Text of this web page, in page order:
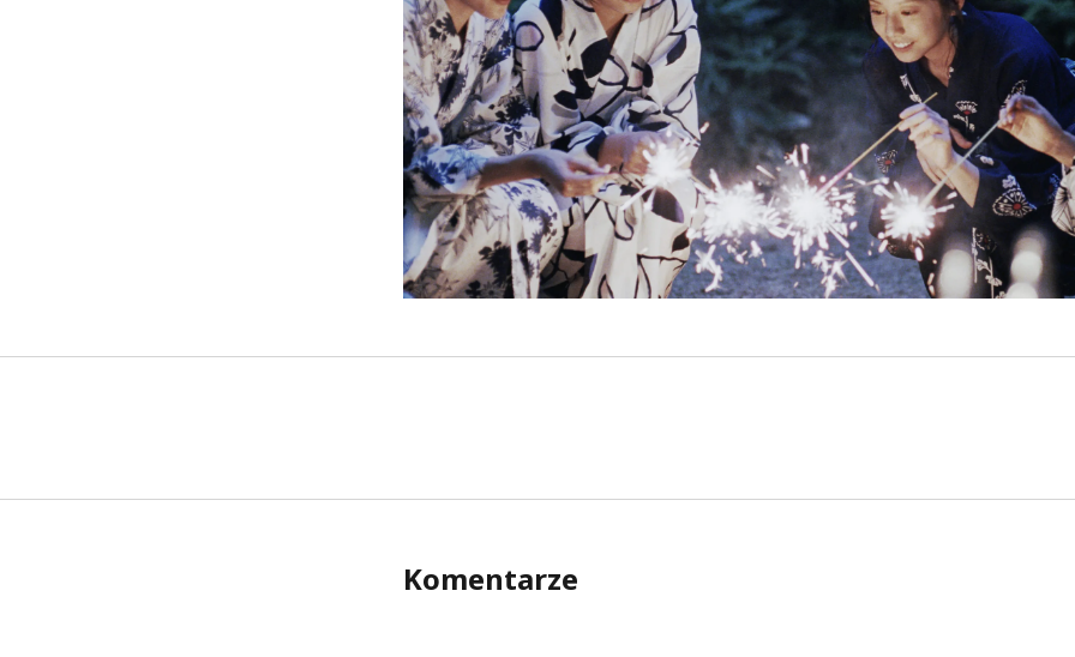
Knausgård komedie komedie romantyczne kryminał
Londyn narkotyki NetflixNowy Jork
Paryż polskie filmy PRL sci-fiscience-
fictionserial BBCthrillerUSAWarszawa
weganizmWydawnictwo Muza
Wydawnictwo Uniwersytetu
JagiellońskiegoWydawnictwo Znak XIX
wiekXVIII wiekXX wiek
Komentarze